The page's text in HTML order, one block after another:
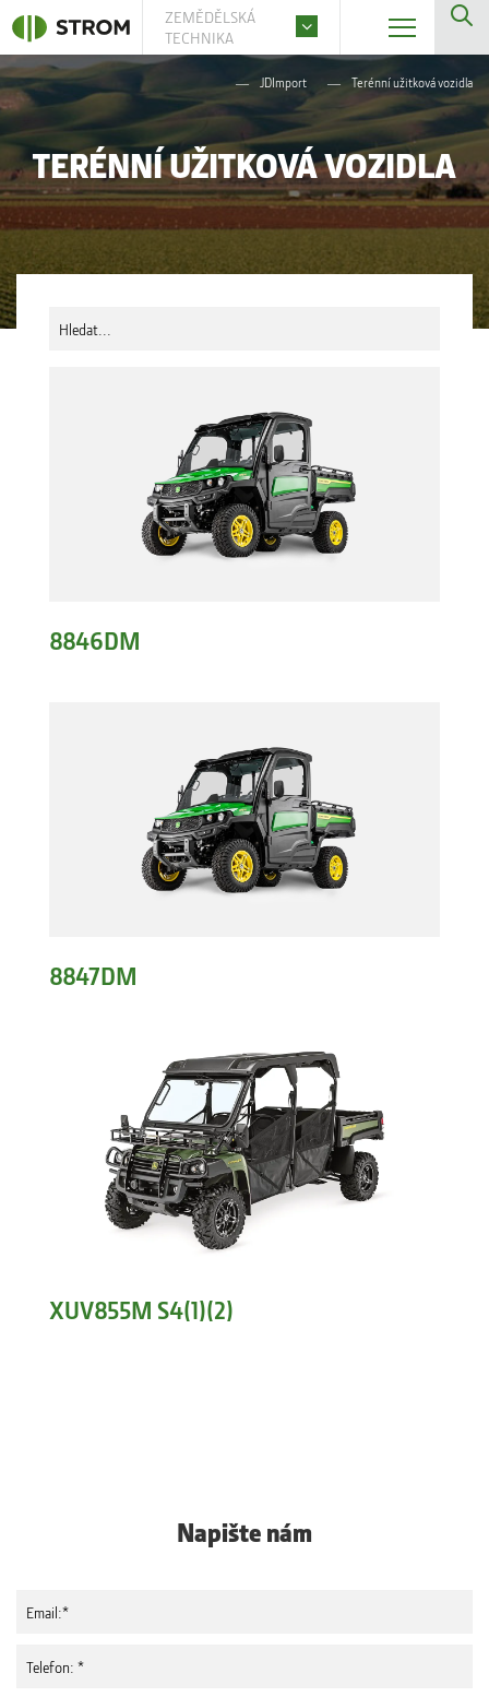
ZEMĚDĚLSKÁ
TECHNIKA
JDImport Terénní užitková vozidla
TERÉNNÍ UŽITKOVÁ VOZIDLA
8846DM
8847DM
XUV855M S4(1)(2)
Napište nám